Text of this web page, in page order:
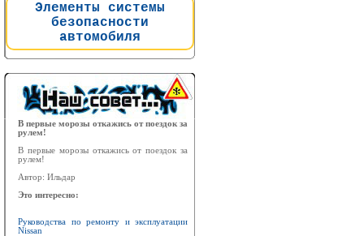
Элементы системы
безопасности
автомобиля
В первые морозы откажись от поездок за
рулем!
В первые морозы откажись от поездок за
рулем!
Автор: Ильдар
Это интересно:
Руководства по ремонту и эксплуатации
Nissan